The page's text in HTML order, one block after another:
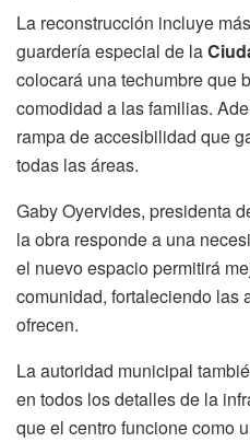
La reconstrucción incluye
guardería especial de la
colocará una techumbre que
comodidad a las familias.
rampa de accesibilidad que
todas las áreas.
Gaby Oyervides, presidenta
la obra responde a una
el nuevo espacio permitirá
comunidad, fortaleciendo las
ofrecen.
La autoridad municipal
en todos los detalles de la
que el centro funcione como